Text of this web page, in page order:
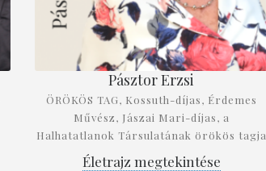
Pásztor Erzsi
ÖRÖKÖS TAG, Kossuth-díjas, Érdemes
Művész, Jászai Mari-díjas, a
Halhatatlanok Társulatának örökös tagja
Életrajz megtekintése